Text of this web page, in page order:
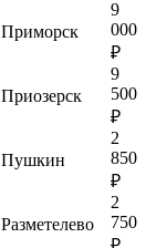
Приморск
9
000
₽
Приозерск
9
500
₽
Пушкин
2
850
₽
Разметелево
2
750